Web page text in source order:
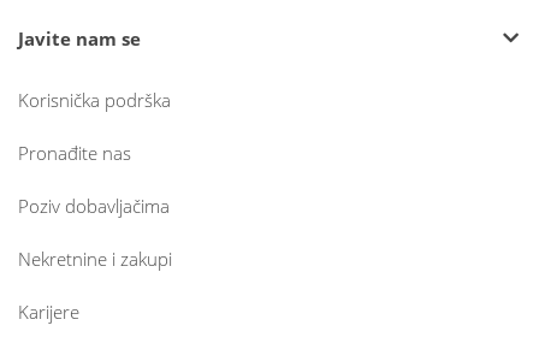
Javite nam se
Korisnička podrška
Pronađite nas
Poziv dobavljačima
Nekretnine i zakupi
Karijere